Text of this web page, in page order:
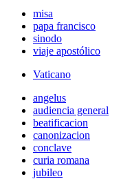
misa
papa francisco
sinodo
viaje apostólico
Vaticano
angelus
audiencia general
beatificacion
canonizacion
conclave
curia romana
jubileo